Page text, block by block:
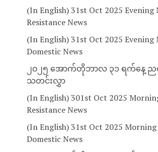
(In English) 31st Oct 2025 Evening
Resistance News
(In English) 31st Oct 2025 Evening
Domestic News
၂၀၂၅ အောက်တိုဘာလ ၃၁ ရက်နေ့ ည
သတင်းလွှာ
(In English) 301st Oct 2025
Resistance News
(In English) 31st Oct 2025
Domestic News